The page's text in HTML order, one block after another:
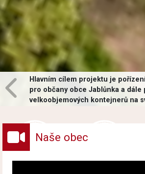
Hlavním cílem projektu je
pro občany obce Jablůnka a dále
velkoobjemových kontejnerů na
Naše obec